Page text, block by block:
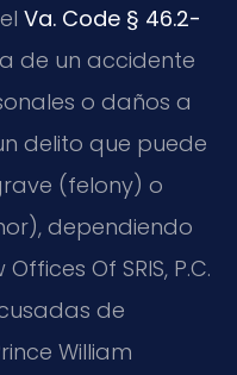
Va. Code § 46.2-
de un accidente
o daños a
delito que puede
(felony) o
dependiendo
Of SRIS, P.C.
de
William